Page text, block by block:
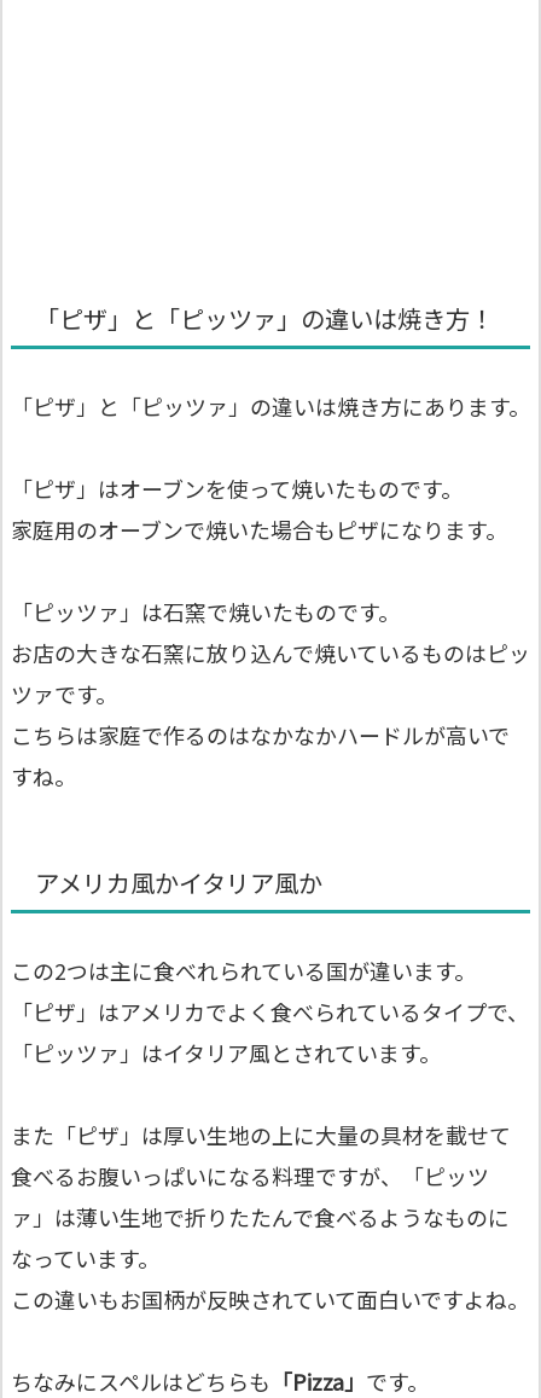
「ピザ」と「ピッツァ」の違いは焼き方！
「ピザ」と「ピッツァ」の違いは焼き方にあります。
「ピザ」はオーブンを使って焼いたものです。
家庭用のオーブンで焼いた場合もピザになります。
「ピッツァ」は石窯で焼いたものです。
お店の大きな石窯に放り込んで焼いているものはピッ
ツァです。
こちらは家庭で作るのはなかなかハードルが高いで
すね。
アメリカ風かイタリア風か
この2つは主に食べれられている国が違います。
「ピザ」はアメリカでよく食べられているタイプで、
「ピッツァ」はイタリア風とされています。
また「ピザ」は厚い生地の上に大量の具材を載せて
食べるお腹いっぱいになる料理ですが、「ピッツ
ァ」は薄い生地で折りたたんで食べるようなものに
なっています。
この違いもお国柄が反映されていて面白いですよね。
ちなみにスペルはどちらも 「Pizza」 です。